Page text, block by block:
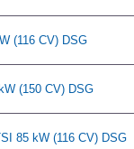
(116 CV) DSG
(150 CV) DSG
85 kW (116 CV) DSG